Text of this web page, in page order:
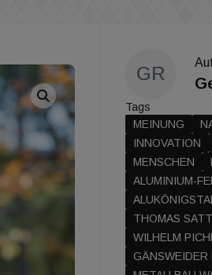
GR
Tags
MEINUNG
INNOVATION
MENSCHEN
ALUMINIUM-
THOMAS
WILHELM
GÄNSWEIDER